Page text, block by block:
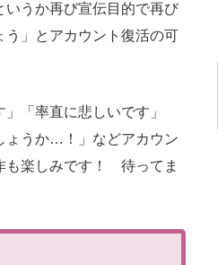
うか再び宣伝目的で再び
」とアカウント復活の可
「率直に悲しいです」
ょうか…！」などアカウン
も楽しみです！ 待ってま